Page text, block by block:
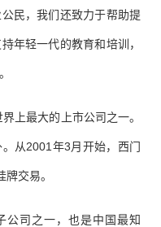
民，我们还致力于帮助提
年轻一代的教育和培训，
上最大的上市公司之一。
从2001年3月开始，西门
交易。
公司之一，也是中国最知